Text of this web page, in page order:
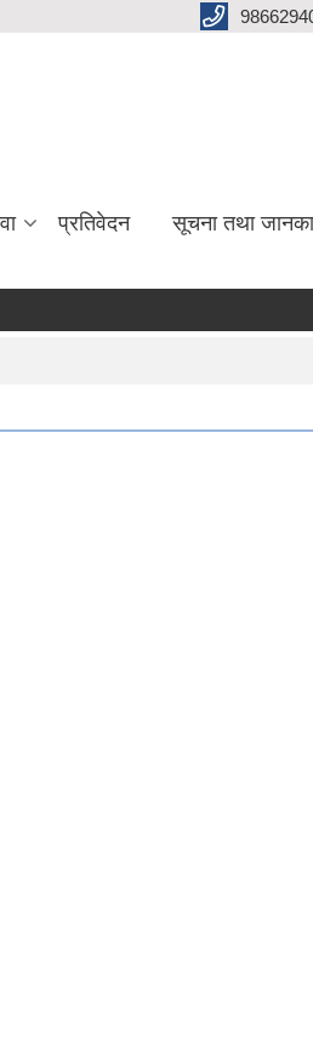
प्रतिवेदन सूचना तथा